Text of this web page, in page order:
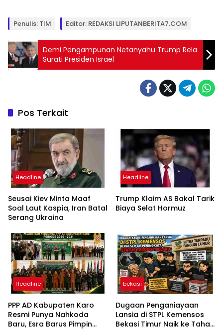
Penulis: TIM Editor: REDAKSI LIPUTANBERITA7.COM
Demi Pengampunan Netanyahu Trump Rela
Surati Presiden Israel
Pos Terkait
Headline
Seusai Kiev Minta Maaf
Soal Laut Kaspia, Iran Batal
Serang Ukraina
Headline
Trump Klaim AS Bakal Tarik
Biaya Selat Hormuz
Headline
PPP AD Kabupaten Karo
Resmi Punya Nahkoda
Baru, Esra Barus Pimpin
bekasi
Dugaan Penganiayaan
Lansia di STPL Kemensos
Bekasi Timur Naik ke Tahap